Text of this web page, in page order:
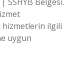
hizmetlerin ilgili
uygun